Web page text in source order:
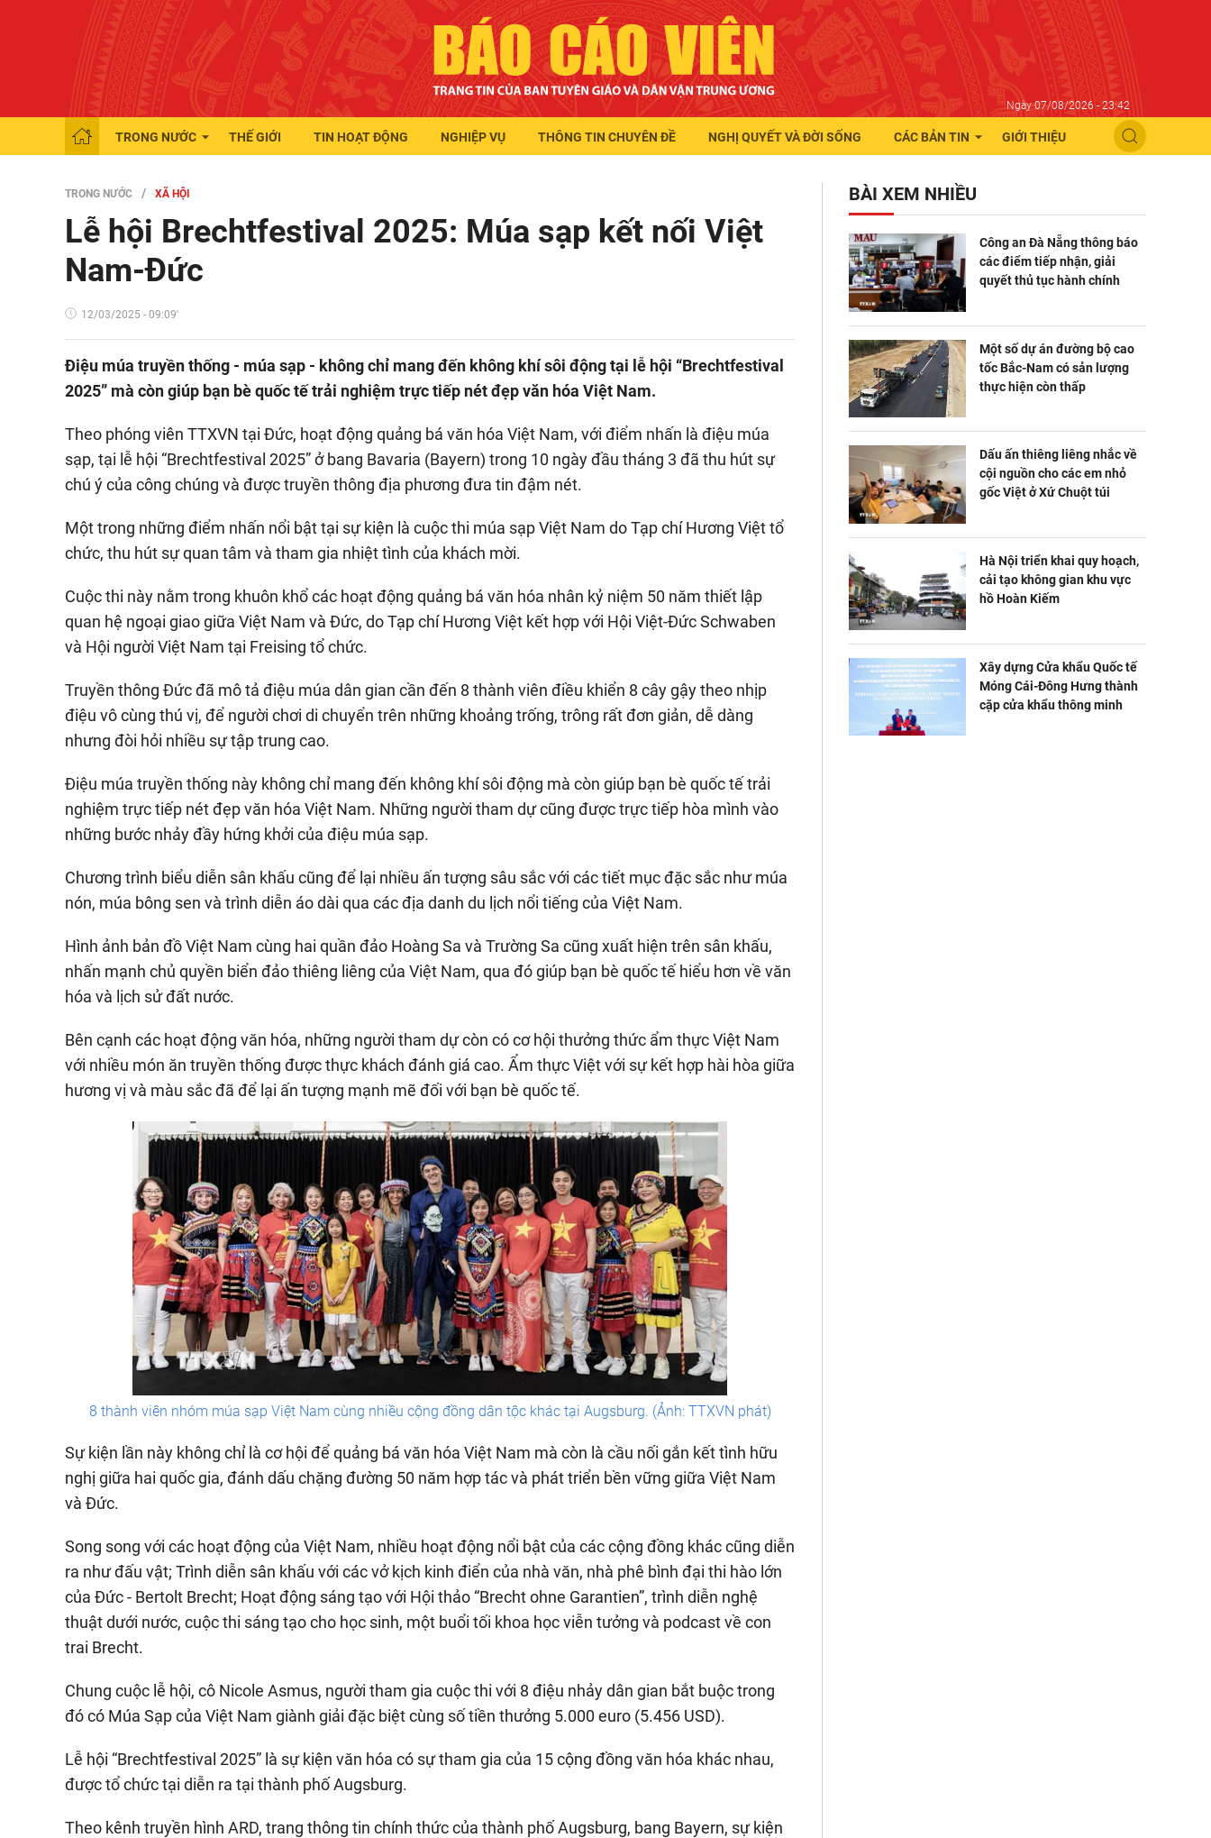
Ngày 07/08/2026 - 23:42
TRONG NƯỚC THẾ GIỚI TIN HOẠT ĐỘNG NGHIỆP VỤ THÔNG TIN CHUYÊN ĐỀ NGHỊ QUYẾT VÀ ĐỜI SỐNG CÁC BẢN TIN GIỚI THIỆU
TRONG NƯỚC XÃ HỘI
Lễ hội Brechtfestival 2025: Múa sạp kết nối Việt
Nam-Đức
12/03/2025 - 09:09'
Điệu múa truyền thống - múa sạp - không chỉ mang đến không khí sôi động tại lễ hội “Brechtfestival
2025” mà còn giúp bạn bè quốc tế trải nghiệm trực tiếp nét đẹp văn hóa Việt Nam.
Theo phóng viên TTXVN tại Đức, hoạt động quảng bá văn hóa Việt Nam, với điểm nhấn là điệu múa
sạp, tại lễ hội “Brechtfestival 2025” ở bang Bavaria (Bayern) trong 10 ngày đầu tháng 3 đã thu hút sự
chú ý của công chúng và được truyền thông địa phương đưa tin đậm nét.
Một trong những điểm nhấn nổi bật tại sự kiện là cuộc thi múa sạp Việt Nam do Tạp chí Hương Việt tổ
chức, thu hút sự quan tâm và tham gia nhiệt tình của khách mời.
Cuộc thi này nằm trong khuôn khổ các hoạt động quảng bá văn hóa nhân kỷ niệm 50 năm thiết lập
quan hệ ngoại giao giữa Việt Nam và Đức, do Tạp chí Hương Việt kết hợp với Hội Việt-Đức Schwaben
và Hội người Việt Nam tại Freising tổ chức.
Truyền thông Đức đã mô tả điệu múa dân gian cần đến 8 thành viên điều khiển 8 cây gậy theo nhịp
điệu vô cùng thú vị, để người chơi di chuyển trên những khoảng trống, trông rất đơn giản, dễ dàng
nhưng đòi hỏi nhiều sự tập trung cao.
Điệu múa truyền thống này không chỉ mang đến không khí sôi động mà còn giúp bạn bè quốc tế trải
nghiệm trực tiếp nét đẹp văn hóa Việt Nam. Những người tham dự cũng được trực tiếp hòa mình vào
những bước nhảy đầy hứng khởi của điệu múa sạp.
Chương trình biểu diễn sân khấu cũng để lại nhiều ấn tượng sâu sắc với các tiết mục đặc sắc như múa
nón, múa bông sen và trình diễn áo dài qua các địa danh du lịch nổi tiếng của Việt Nam.
Hình ảnh bản đồ Việt Nam cùng hai quần đảo Hoàng Sa và Trường Sa cũng xuất hiện trên sân khấu,
nhấn mạnh chủ quyền biển đảo thiêng liêng của Việt Nam, qua đó giúp bạn bè quốc tế hiểu hơn về văn
hóa và lịch sử đất nước.
Bên cạnh các hoạt động văn hóa, những người tham dự còn có cơ hội thưởng thức ẩm thực Việt Nam
với nhiều món ăn truyền thống được thực khách đánh giá cao. Ẩm thực Việt với sự kết hợp hài hòa giữa
hương vị và màu sắc đã để lại ấn tượng mạnh mẽ đối với bạn bè quốc tế.
8 thành viên nhóm múa sạp Việt Nam cùng nhiều cộng đồng dân tộc khác tại Augsburg. (Ảnh: TTXVN phát)
Sự kiện lần này không chỉ là cơ hội để quảng bá văn hóa Việt Nam mà còn là cầu nối gắn kết tình hữu
nghị giữa hai quốc gia, đánh dấu chặng đường 50 năm hợp tác và phát triển bền vững giữa Việt Nam
và Đức.
Song song với các hoạt động của Việt Nam, nhiều hoạt động nổi bật của các cộng đồng khác cũng diễn
ra như đấu vật; Trình diễn sân khấu với các vở kịch kinh điển của nhà văn, nhà phê bình đại thi hào lớn
của Đức - Bertolt Brecht; Hoạt động sáng tạo với Hội thảo “Brecht ohne Garantien”, trình diễn nghệ
thuật dưới nước, cuộc thi sáng tạo cho học sinh, một buổi tối khoa học viễn tưởng và podcast về con
trai Brecht.
Chung cuộc lễ hội, cô Nicole Asmus, người tham gia cuộc thi với 8 điệu nhảy dân gian bắt buộc trong
đó có Múa Sạp của Việt Nam giành giải đặc biệt cùng số tiền thưởng 5.000 euro (5.456 USD).
Lễ hội “Brechtfestival 2025” là sự kiện văn hóa có sự tham gia của 15 cộng đồng văn hóa khác nhau,
được tổ chức tại diễn ra tại thành phố Augsburg.
Theo kênh truyền hình ARD, trang thông tin chính thức của thành phố Augsburg, bang Bayern, sự kiện
BÀI XEM NHIỀU
Công an Đà Nẵng thông báo
các điểm tiếp nhận, giải
quyết thủ tục hành chính
Một số dự án đường bộ cao
tốc Bắc-Nam có sản lượng
thực hiện còn thấp
Dấu ấn thiêng liêng nhắc về
cội nguồn cho các em nhỏ
gốc Việt ở Xứ Chuột túi
Hà Nội triển khai quy hoạch,
cải tạo không gian khu vực
hồ Hoàn Kiếm
Xây dựng Cửa khẩu Quốc tế
Móng Cái-Đông Hưng thành
cặp cửa khẩu thông minh